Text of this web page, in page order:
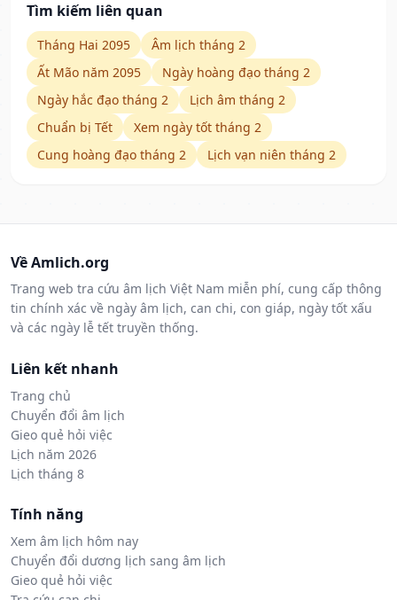
Tìm kiếm liên quan
Tháng Hai 2095
Âm lịch tháng 2
Ất Mão năm 2095
Ngày hoàng đạo tháng 2
Ngày hắc đạo tháng 2
Lịch âm tháng 2
Chuẩn bị Tết
Xem ngày tốt tháng 2
Cung hoàng đạo tháng 2
Lịch vạn niên tháng 2
Về Amlich.org
Trang web tra cứu âm lịch Việt Nam miễn phí, cung cấp thông
tin chính xác về ngày âm lịch, can chi, con giáp, ngày tốt xấu
và các ngày lễ tết truyền thống.
Liên kết nhanh
Trang chủ
Chuyển đổi âm lịch
Gieo quẻ hỏi việc
Lịch năm 2026
Lịch tháng 8
Tính năng
Xem âm lịch hôm nay
Chuyển đổi dương lịch sang âm lịch
Gieo quẻ hỏi việc